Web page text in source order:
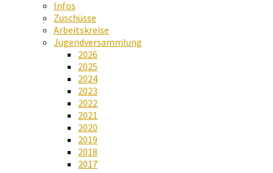
Infos
Zuschüsse
Arbeitskreise
Jugendversammlung
2026
2025
2024
2023
2022
2021
2020
2019
2018
2017